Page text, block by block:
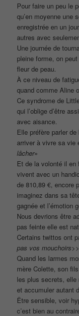
Pour faire un peu le
qu’en moyenne une
enregistrée en un
autres avec
Une journée de
pleine forme, on
fleur de peau.
À ce niveau de
quand comme Aline
Ce syndrome de
qui l’oblige d’être
avec aisance.
Elle préfère parler
arriver à vivre sa vie
lâcher»
Et de la volonté il en
vivent avec un
de 810,89 €, encore
imaginez dans sa
gagnée et l’émotion
Nous devrions être
pas feinte elle est
Certains twittos ont
pas vos mouchoirs>>
Quand les larmes
mère Colette, son
les plus secrets, elle
et accumuler autant
Être sensible, voir
c’est bien au